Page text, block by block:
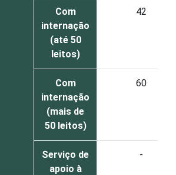
Com
internação
(até 50
leitos)
42
Com
internação
(mais de
50 leitos)
60
Serviço de
apoio à
-